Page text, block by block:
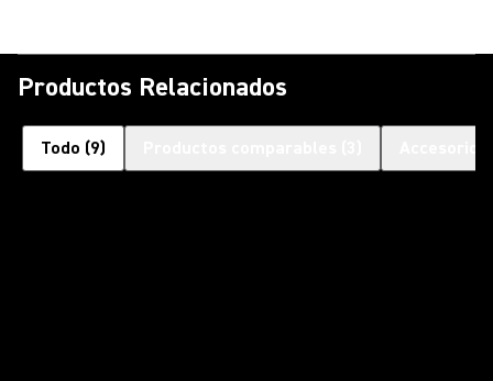
Productos Relacionados
Todo (9)